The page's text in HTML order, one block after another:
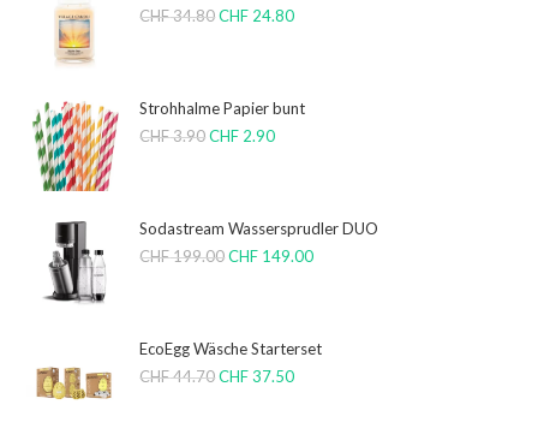
CHF34.80 CHF 24.80
Strohhalme Papier bunt
CHF3.90 CHF 2.90
Sodastream Wassersprudler DUO
CHF199.00 CHF 149.00
EcoEgg Wäsche Starterset
CHF44.70 CHF37.50